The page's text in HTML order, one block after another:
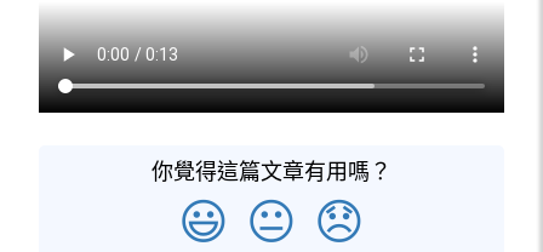
你覺得這篇文章有用嗎？
😃 😐 😞